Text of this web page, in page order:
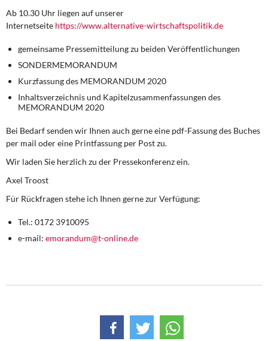
Ab 10.30 Uhr liegen auf unserer
Internetseite https://www.alternative-wirtschaftspolitik.de
gemeinsame Pressemitteilung zu beiden Veröffentlichungen
SONDERMEMORANDUM
Kurzfassung des MEMORANDUM 2020
Inhaltsverzeichnis und Kapitelzusammenfassungen des
MEMORANDUM 2020
Bei Bedarf senden wir Ihnen auch gerne eine pdf-Fassung des Buches
per mail oder eine Printfassung per Post zu.
Wir laden Sie herzlich zu der Pressekonferenz ein.
Axel Troost
Für Rückfragen stehe ich Ihnen gerne zur Verfügung:
Tel.: 0172 3910095
e-mail: emorandum@t-online.de